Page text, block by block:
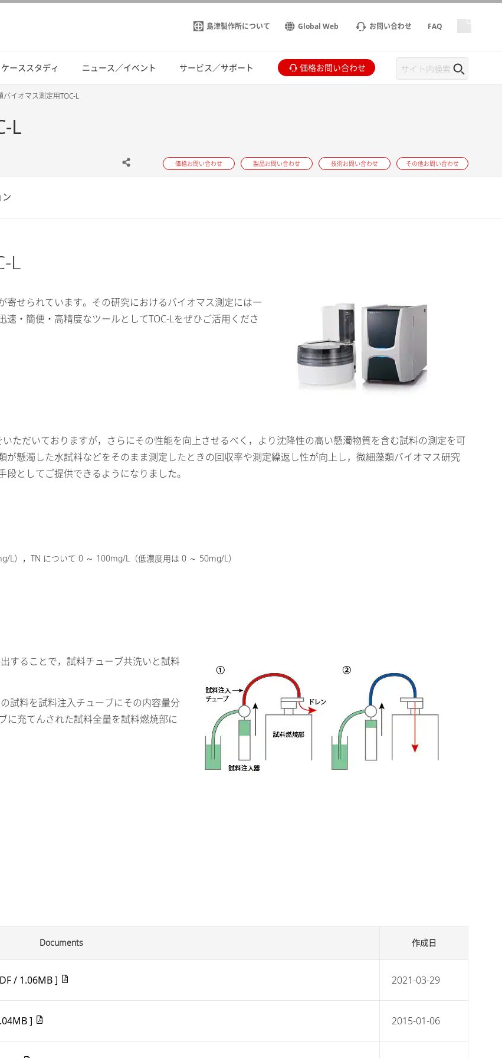
島津製作所について Global Web お問い合わせ FAQ
ケーススタディ ニュース／イベント サービス／サポート 価格お問い合わせ
バイオマス測定用TOC-L
L
価格お問い合わせ 製品お問い合わせ 技術お問い合わせ その他お問い合わせ
ン
L
せられています。その研究におけるバイオマス測定には一
・簡便・高精度なツールとしてTOC-Lをぜひご活用くださ
ただいておりますが，さらにその性能を向上させるべく，より沈降性の高い懸濁物質を含む試料の測定を可
懸濁した水試料などをそのまま測定したときの回収率や測定繰返し性が向上し，微細藻類バイオマス研究
としてご提供できるようになりました。
），TN について 0 ～ 100mg/L（低濃度用は 0 ～ 50mg/L）
することで，試料チューブ共洗いと試料
試料を試料注入チューブにその内容量分
に充てんされた試料全量を試料燃焼部に
Documents 作成日
/ 1.06MB ] 2021-03-29
] 2015-01-06